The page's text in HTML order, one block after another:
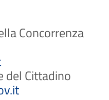
Concorrenza
del Cittadino